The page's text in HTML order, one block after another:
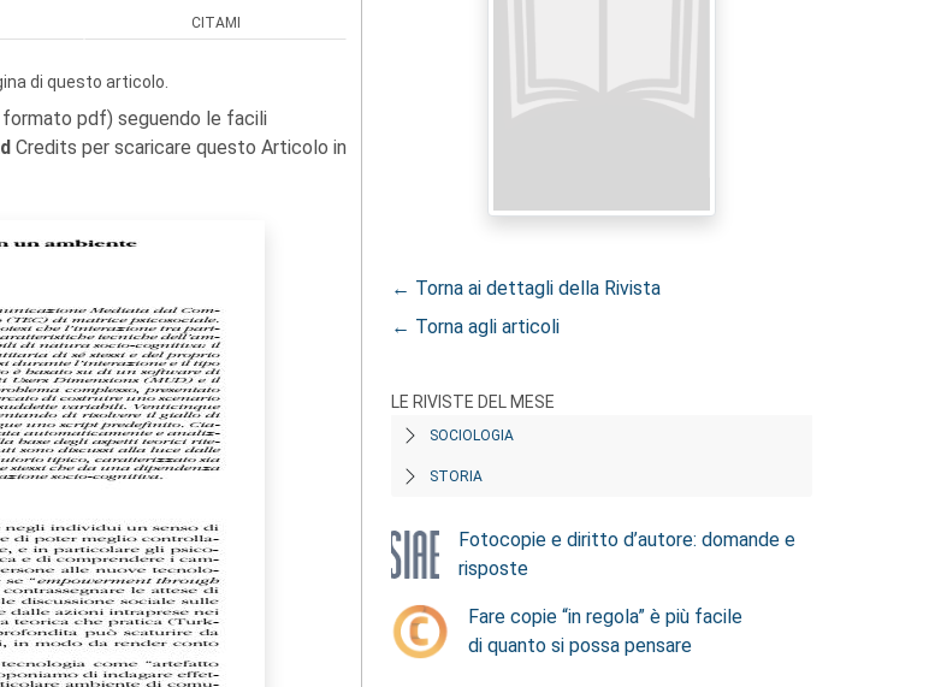
CITAMI
di questo articolo.
pdf) seguendo le facili
Credits per scaricare questo Articolo in
← Torna ai dettagli della Rivista
← Torna agli articoli
LE RIVISTE DEL MESE
SOCIOLOGIA
STORIA
Fotocopie e diritto d’autore: domande e
risposte
Fare copie “in regola” è più facile
di quanto si possa pensare